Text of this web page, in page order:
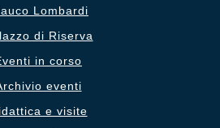
Lombardi
di Riserva
in corso
eventi
e visite